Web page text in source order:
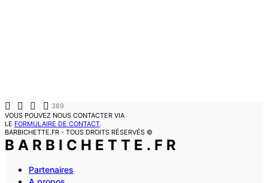
389
VOUS POUVEZ NOUS CONTACTER VIA
LE FORMULAIRE DE CONTACT.
BARBICHETTE.FR - TOUS DROITS RÉSERVÉS ©
BARBICHETTE.FR
Partenaires